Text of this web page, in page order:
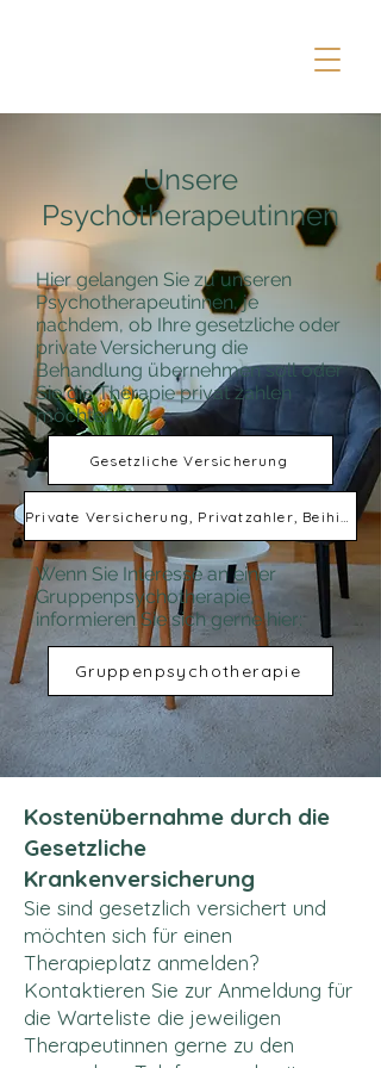
Unsere
Psychotherapeutinnen
Hier gelangen Sie zu unseren
Psychotherapeutinnen, je
nachdem, ob Ihre gesetzliche oder
private Versicherung die
Behandlung übernehmen soll oder
Sie die Therapie privat zahlen
möchten.
Wenn Sie Interesse an einer
Gruppenpsychotherapie,
informieren Sie sich gerne hier:
Gesetzliche Versicherung
Gruppenpsychotherapie
Kostenübernahme durch die
Gesetzliche
Krankenversicherung
Sie sind gesetzlich versichert und
möchten sich für einen
Therapieplatz anmelden?
Kontaktieren Sie zur Anmeldung für
die Warteliste die jeweiligen
Therapeutinnen gerne zu den